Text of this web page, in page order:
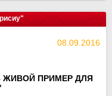
08.09.2016
ЖИВОЙ ПРИМЕР ДЛЯ